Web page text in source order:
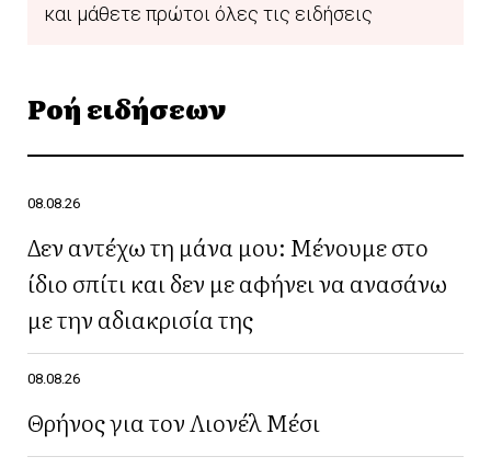
και μάθετε πρώτοι όλες τις ειδήσεις
Ροή ειδήσεων
08.08.26
Δεν αντέχω τη μάνα μου: Μένουμε στο
ίδιο σπίτι και δεν με αφήνει να ανασάνω
με την αδιακρισία της
08.08.26
Θρήνος για τον Λιονέλ Μέσι